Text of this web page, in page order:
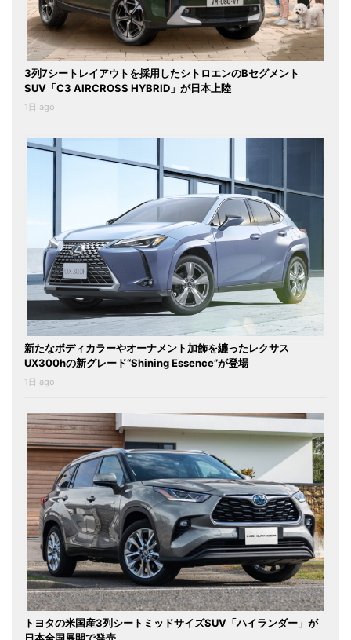
3列7シートレイアウトを採用したシトロエンのBセグメント
SUV「C3 AIRCROSS HYBRID」が日本上陸
1日 ago
新たなボディカラーやオーナメント加飾を纏ったレクサス
UX300hの新グレード“Shining Essence”が登場
1日 ago
トヨタの米国産3列シートミッドサイズSUV「ハイランダー」が
日本全国展開で発売